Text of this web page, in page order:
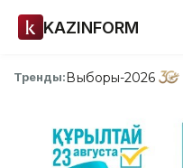
KAZINFORM
Тренды:Выборы-2026